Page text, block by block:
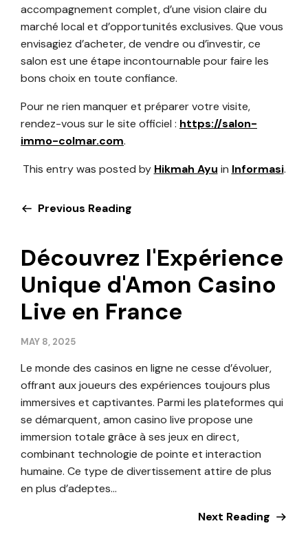
accompagnement complet, d’une vision claire du
marché local et d’opportunités exclusives. Que vous
envisagiez d’acheter, de vendre ou d’investir, ce
salon est une étape incontournable pour faire les
bons choix en toute confiance.
Pour ne rien manquer et préparer votre visite,
rendez-vous sur le site officiel : https://salon-
immo-colmar.com.
This entry was posted by Hikmah Ayu in Informasi.
Previous Reading
Découvrez l'Expérience
Unique d'Amon Casino
Live en France
MAY 8, 2025
Le monde des casinos en ligne ne cesse d’évoluer,
offrant aux joueurs des expériences toujours plus
immersives et captivantes. Parmi les plateformes qui
se démarquent, amon casino live propose une
immersion totale grâce à ses jeux en direct,
combinant technologie de pointe et interaction
humaine. Ce type de divertissement attire de plus
en plus d’adeptes...
Next Reading